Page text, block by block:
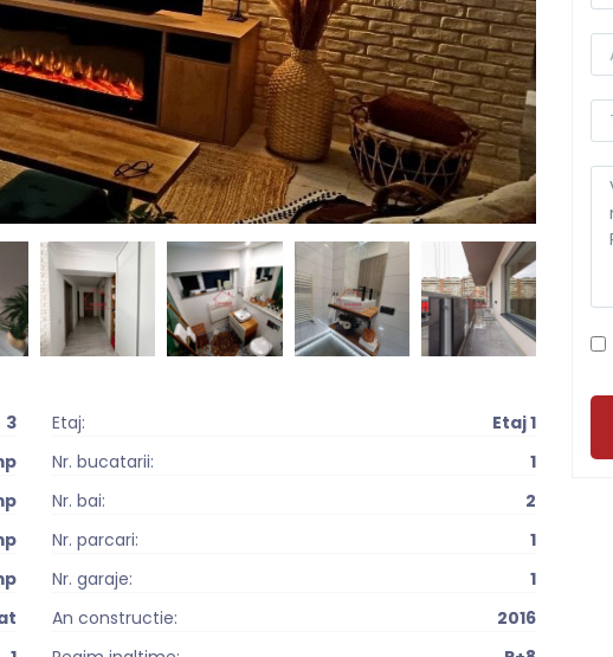
3
Etaj:
Etaj 1
Nr. bucatarii:
1
Nr. bai:
2
Nr. parcari:
1
Nr. garaje:
1
An constructie:
2016